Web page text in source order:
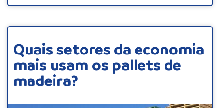
Quais setores da economia
mais usam os pallets de
madeira?